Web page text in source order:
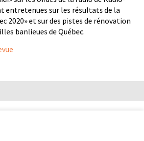
entretenues sur les résultats de la
2020» et sur des pistes de rénovation
banlieues de Québec.